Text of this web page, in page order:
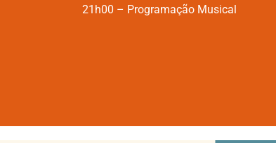
21h00 – Programação Musical